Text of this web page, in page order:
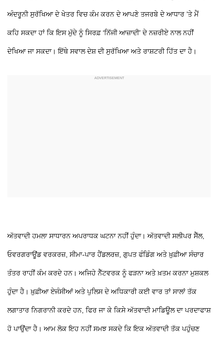
ਅੰਦਰੂਨੀ ਸੁਰੱਖਿਆ ਦੇ ਖੇਤਰ ਵਿਚ ਕੰਮ ਕਰਨ ਦੇ ਆਪਣੇ ਤਜਰਬੇ ਦੇ ਆਧਾਰ ’ਤੇ ਮੈਂ
ਕਹਿ ਸਕਦਾ ਹਾਂ ਕਿ ਇਸ ਮੁੱਦੇ ਨੂੰ ਸਿਰਫ਼ ‘ਨਿੱਜੀ ਆਜ਼ਾਦੀ’ ਦੇ ਨਜ਼ਰੀਏ ਨਾਲ ਨਹੀਂ
ਦੇਖਿਆ ਜਾ ਸਕਦਾ। ਇੱਥੇ ਸਵਾਲ ਦੇਸ਼ ਦੀ ਸੁਰੱਖਿਆ ਅਤੇ ਰਾਸ਼ਟਰੀ ਹਿੱਤ ਦਾ ਹੈ।
ਅੱਤਵਾਦੀ ਹਮਲਾ ਸਾਧਾਰਨ ਅਪਰਾਧਕ ਘਟਨਾ ਨਹੀਂ ਹੁੰਦਾ। ਅੱਤਵਾਦੀ ਸਲੀਪਰ ਸੈੱਲ,
ਓਵਰਗਰਾਊਂਡ ਵਰਕਰਜ਼, ਸੀਮਾ-ਪਾਰ ਹੈਂਡਲਰਜ਼, ਗੁਪਤ ਫੰਡਿੰਗ ਅਤੇ ਖ਼ੁਫ਼ੀਆ ਸੰਚਾਰ
ਤੰਤਰ ਰਾਹੀਂ ਕੰਮ ਕਰਦੇ ਹਨ। ਅਜਿਹੇ ਨੈੱਟਵਰਕ ਨੂੰ ਫੜਨਾ ਅਤੇ ਖ਼ਤਮ ਕਰਨਾ ਮੁਸ਼ਕਲ
ਹੁੰਦਾ ਹੈ। ਖ਼ੁਫ਼ੀਆ ਏਜੰਸੀਆਂ ਅਤੇ ਪੁਲਿਸ ਦੇ ਅਧਿਕਾਰੀ ਕਈ ਵਾਰ ਤਾਂ ਸਾਲਾਂ ਤੱਕ
ਲਗਾਤਾਰ ਨਿਗਰਾਨੀ ਕਰਦੇ ਹਨ, ਫਿਰ ਜਾ ਕੇ ਕਿਸੇ ਅੱਤਵਾਦੀ ਮਾਡਿਊਲ ਦਾ ਪਰਦਾਫਾਸ਼
ਹੋ ਪਾਉਂਦਾ ਹੈ। ਆਮ ਲੋਕ ਇਹ ਨਹੀਂ ਸਮਝ ਸਕਦੇ ਕਿ ਇਕ ਅੱਤਵਾਦੀ ਤੱਕ ਪਹੁੰਚਣ